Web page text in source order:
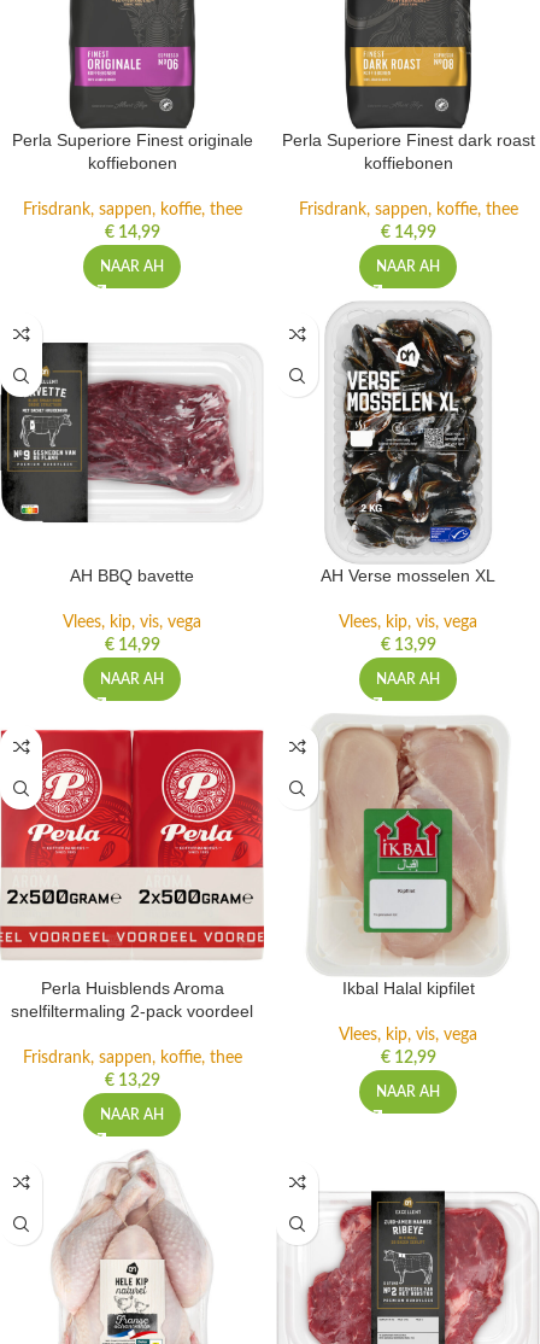
Perla Superiore Finest originale
koffiebonen
Frisdrank, sappen, koffie, thee
€14,99
NAAR AH
Perla Superiore Finest dark roast
koffiebonen
Frisdrank, sappen, koffie, thee
€14,99
NAAR AH
AH BBQ bavette
Vlees, kip, vis, vega
€14,99
NAAR AH
AH Verse mosselen XL
Vlees, kip, vis, vega
€13,99
NAAR AH
Perla Huisblends Aroma
snelfiltermaling 2-pack voordeel
Frisdrank, sappen, koffie, thee
€13,29
NAAR AH
Ikbal Halal kipfilet
Vlees, kip, vis, vega
€12,99
NAAR AH